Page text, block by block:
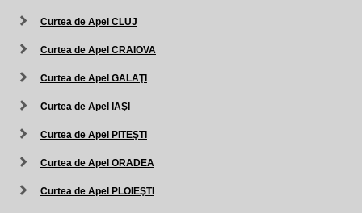
Curtea de Apel CLUJ
Curtea de Apel CRAIOVA
Curtea de Apel GALAŢI
Curtea de Apel IAŞI
Curtea de Apel PITEŞTI
Curtea de Apel ORADEA
Curtea de Apel PLOIEŞTI